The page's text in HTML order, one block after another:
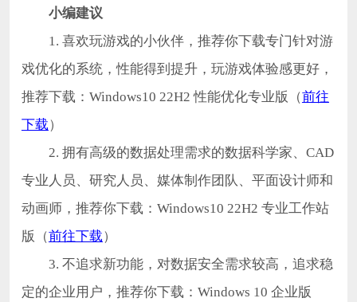
小编建议
1. 喜欢玩游戏的小伙伴，推荐你下载专门针对游
戏优化的系统，性能得到提升，玩游戏体验感更好，
推荐下载：Windows10 22H2 性能优化专业版（前往
下载）
2. 拥有高级的数据处理需求的数据科学家、CAD
专业人员、研究人员、媒体制作团队、平面设计师和
动画师，推荐你下载：Windows10 22H2 专业工作站
版（前往下载）
3. 不追求新功能，对数据安全需求较高，追求稳
定的企业用户，推荐你下载：Windows 10 企业版